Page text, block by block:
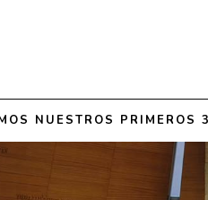
NUESTROS PRIMEROS